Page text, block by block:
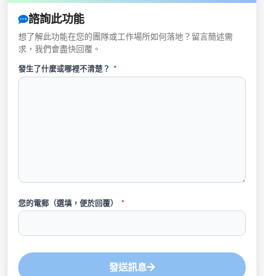
諮詢此功能
想了解此功能在您的團隊或工作場所如何落地？留言簡述需
求，我們會盡快回覆。
發生了什麼或哪裡不清楚？ *
您的電郵（選填，便於回覆） *
發送訊息